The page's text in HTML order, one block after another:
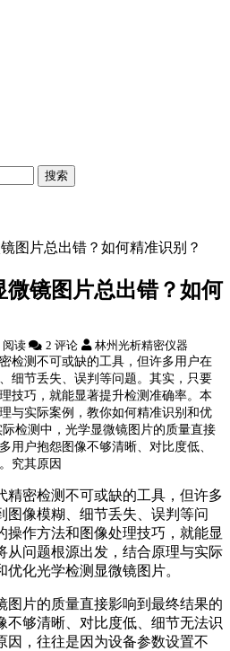
搜索
图片总出错？如何精准识别？
微镜图片总出错？如何
阅读 2 评论 林州光析精密仪器
检测不可或缺的工具，但许多用户在
细节丢失、误判等问题。其实，只要
技巧，就能显著提升检测准确率。本
与实际案例，教你如何精准识别和优
检测中，光学显微镜图片的质量直接
用户抱怨图像不够清晰、对比度低、
究其原因
精密检测不可或缺的工具，但许多
图像模糊、细节丢失、误判等问
操作方法和图像处理技巧，就能显
从问题根源出发，结合原理与实际
化光学检测显微镜图片。
图片的质量直接影响到最终结果的
不够清晰、对比度低、细节无法识
因，往往是因为设备参数设置不